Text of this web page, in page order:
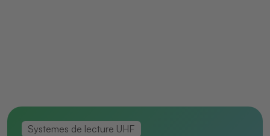
Systemes de lecture UHF